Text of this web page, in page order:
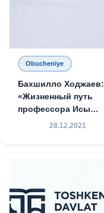
Obucheniye
Бахшилло Ходжаев:
«Жизненный путь
профессора Исы
Хамедова — яркий
28.12.2021